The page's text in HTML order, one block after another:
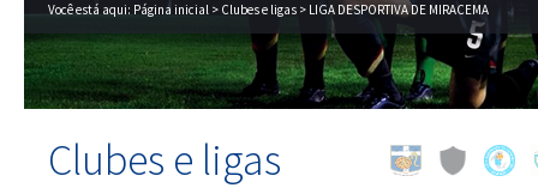
Você está aqui: Página inicial > Clubes e ligas > LIGA DESPORTIVA DE MIRACEMA
Clubes e ligas